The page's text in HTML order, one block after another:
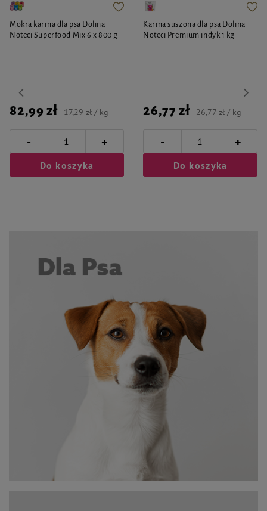
Mokra karma dla psa Dolina
Noteci Superfood Mix 6 x 800 g
82,99 zł 17,29 zł / kg
- +
Do koszyka
Karma suszona dla psa Dolina
Noteci Premium indyk 1 kg
26,77 zł 26,77 zł / kg
- +
Do koszyka